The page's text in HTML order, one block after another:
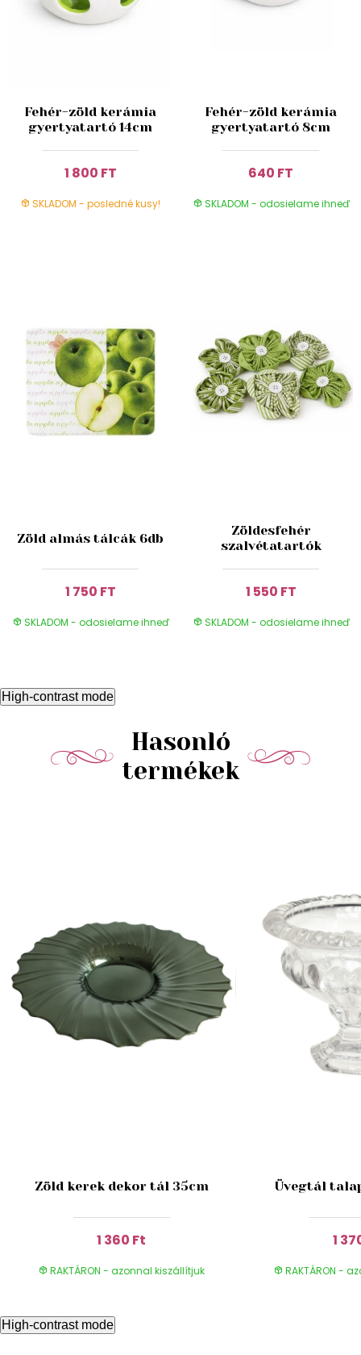
Fehér-zöld kerámia
gyertyatartó 14cm
1 800 FT
SKLADOM - posledné kusy!
Fehér-zöld kerámia
gyertyatartó 8cm
640 FT
SKLADOM - odosielame ihneď
Zöld almás tálcák 6db
1 750 FT
SKLADOM - odosielame ihneď
Zöldesfehér
szalvétatartók
1 550 FT
SKLADOM - odosielame ihneď
High-contrast mode
Hasonló
termékek
Zöld kerek dekor tál 35cm
1 360 Ft
RAKTÁRON - azonnal kiszállítjuk
Üvegtál
1
RAKTÁRON -
High-contrast mode